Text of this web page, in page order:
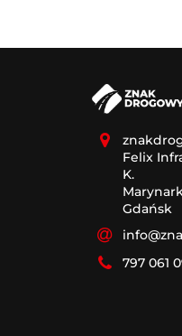
Felix
K.
Gdańsk
797 061